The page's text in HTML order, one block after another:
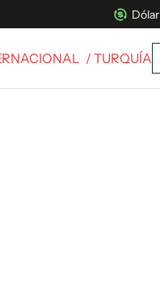
Dólar
/ TURQUÍA